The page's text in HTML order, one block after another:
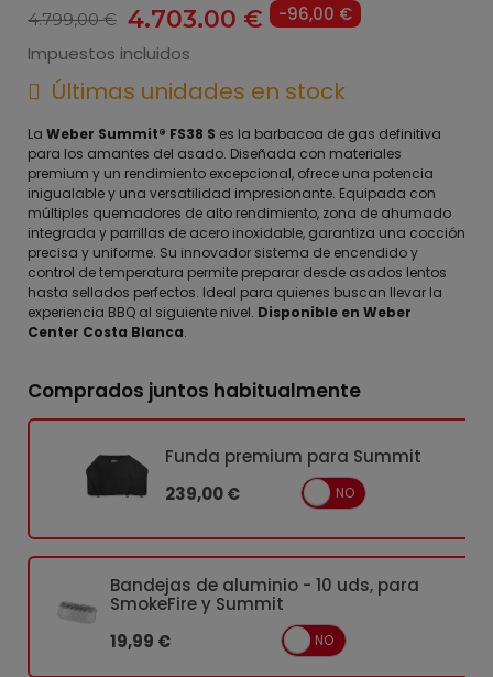
4.799,00 € 4.703,00 €
-96,00 €
Impuestos incluidos
Últimas unidades en stock
La Weber Summit® FS38 S es la barbacoa de gas definitiva
para los amantes del asado. Diseñada con materiales
premium y un rendimiento excepcional, ofrece una potencia
inigualable y una versatilidad impresionante. Equipada con
múltiples quemadores de alto rendimiento, zona de ahumado
integrada y parrillas de acero inoxidable, garantiza una cocción
precisa y uniforme. Su innovador sistema de encendido y
control de temperatura permite preparar desde asados lentos
hasta sellados perfectos. Ideal para quienes buscan llevar la
experiencia BBQ al siguiente nivel. Disponible en Weber
Center Costa Blanca.
Comprados juntos habitualmente
Funda premium para Summit
239,00 €
NO
Bandejas de aluminio - 10 uds, para
SmokeFire y Summit
19,99 €
NO